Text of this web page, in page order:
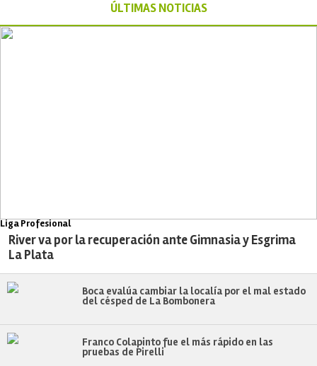
ÚLTIMAS NOTICIAS
Liga Profesional
River va por la recuperación ante Gimnasia y Esgrima
La Plata
Boca evalúa cambiar la localía por el mal estado
del césped de La Bombonera
Franco Colapinto fue el más rápido en las
pruebas de Pirelli